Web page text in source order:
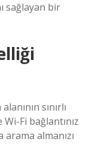
sağlayan bir
sınırlı
Fi bağlantınız
almanızı